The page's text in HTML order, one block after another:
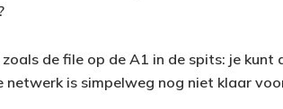
de file op de A1 in de spits: je
netwerk is simpelweg nog niet klaar